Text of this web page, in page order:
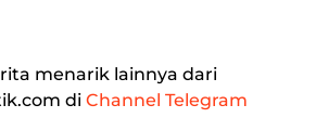
menarik lainnya dari
di Channel Telegram